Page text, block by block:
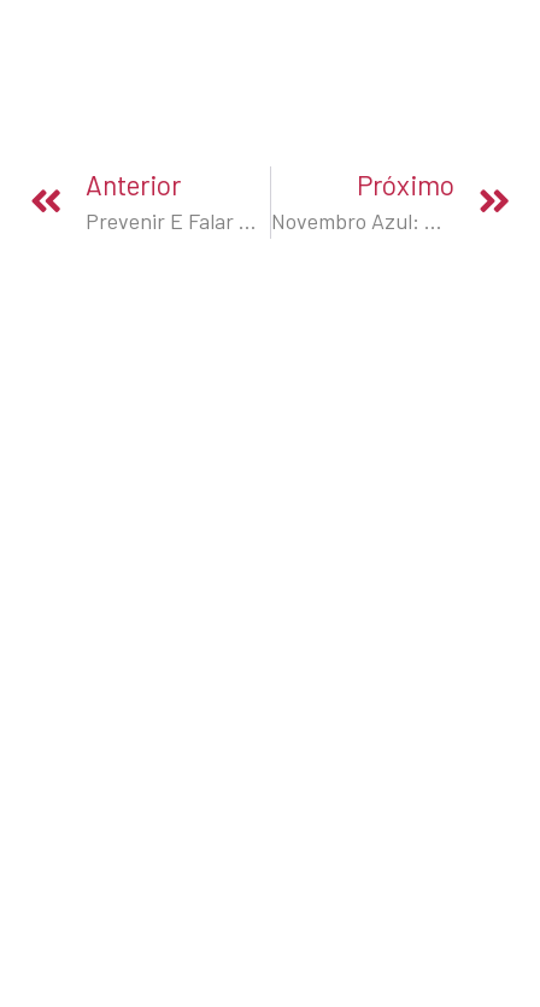
Anterior
Prevenir E Falar De Suicídio É Valorizar A Vida
Próximo
Novembro Azul: Atenção Aos Exames E Cuidados Com A Saúde Masculina